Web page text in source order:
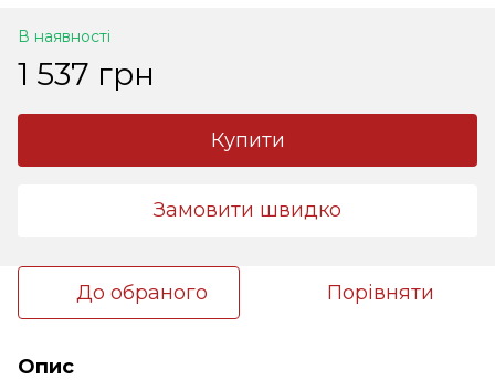
В наявності
1 537 грн
Купити
Замовити швидко
До обраного Порівняти
Опис